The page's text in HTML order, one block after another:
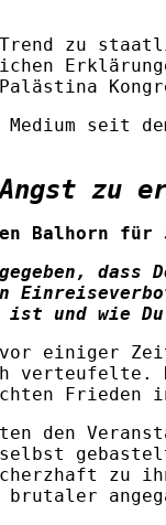
zu
seit
zu
Balhorn für
und wie
vor einiger
verteufelte.
Frieden
den
zu